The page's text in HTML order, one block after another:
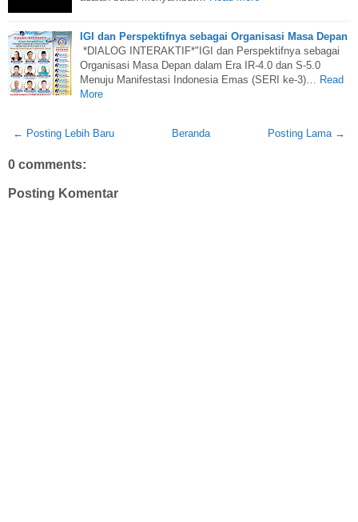
IGI dan Perspektifnya sebagai Organisasi Masa Depan
*DIALOG INTERAKTIF*"IGI dan Perspektifnya sebagai
Organisasi Masa Depan dalam Era IR-4.0 dan S-5.0
Menuju Manifestasi Indonesia Emas (SERI ke-3)…
Read
More
← Posting Lebih Baru Posting Lama →
Beranda
0 comments:
Posting Komentar